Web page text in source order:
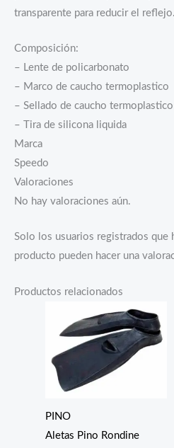
transparente para reducir el reflejo.
Composición:
– Lente de policarbonato
– Marco de caucho termoplastico
– Sellado de caucho termoplastico
– Tira de silicona liquida
Marca
Speedo
Valoraciones
No hay valoraciones aún.
Solo los usuarios registrados que
producto pueden hacer una
Productos relacionados
PINO
Aletas Pino Rondine